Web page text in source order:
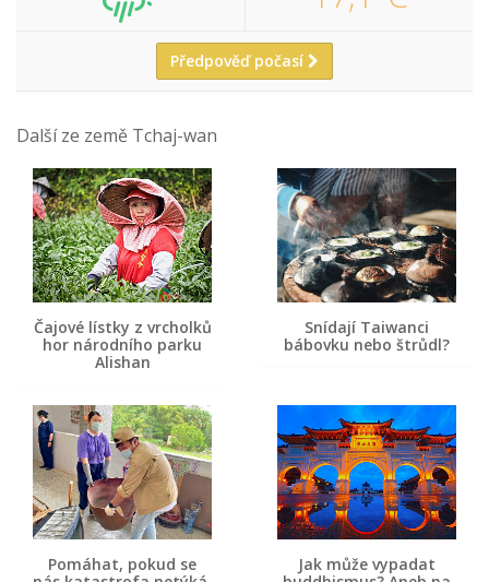
Předpověď počasí
Další ze země Tchaj-wan
Čajové lístky z vrcholků
hor národního parku
Alishan
Snídají Taiwanci
bábovku nebo štrůdl?
Pomáhat, pokud se
Jak může vypadat